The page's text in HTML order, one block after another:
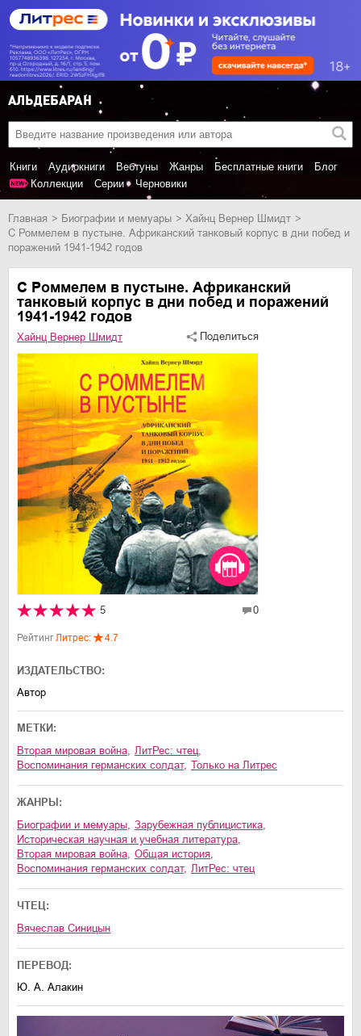
Книги Аудиокниги Вебтуны Жанры Бесплатные книги
Блог
Коллекции
Серии Черновики
Главная биографии и мемуары
Хайнц Вернер Шмидт
С Роммелем в пустыне. Африканский танковый корпус в дни побед и
поражений 1941-1942 годов
С Роммелем в пустыне. Африканский
танковый корпус в дни побед и поражений
1941-1942 годов
Хайнц Вернер Шмидт Поделиться
5 0
РейтингЛитрес: 4.7
ИЗДАТЕЛЬСТВО:
Автор
МЕТКИ:
Вторая мировая война
ЛитРес: чтец
воспоминания германских солдат, только на Литрес
ЖАНРЫ:
биографии и мемуары
зарубежная публицистика
историческая научная и учебная литература
Вторая мировая война
общая история
воспоминания германских солдат, ЛитРес: чтец
ЧТЕЦ:
Вячеслав Синицын
ПЕРЕВОД:
Ю. А. Алакин